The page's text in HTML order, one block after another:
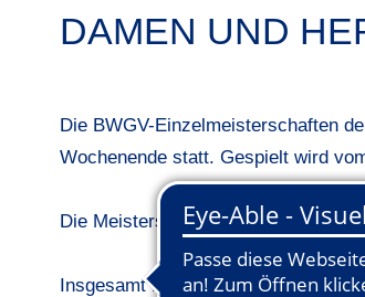
DAMEN UND
Die BWGV-Einzelmeisterschaften
Wochenende statt. Gespielt wird
Die Meisterschaften werden über
Insgesamt hat die stolze Anzahl